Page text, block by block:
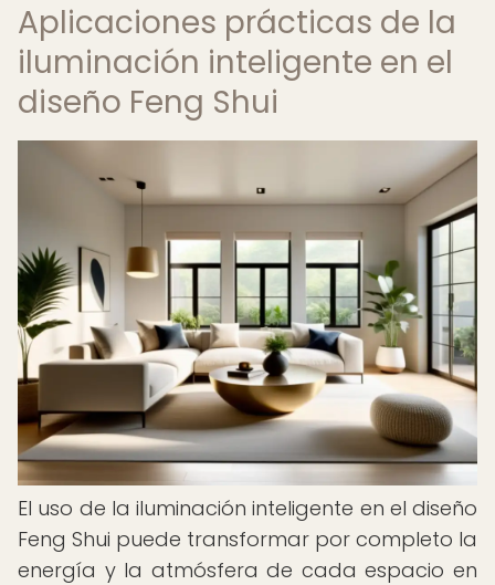
Aplicaciones prácticas de la
iluminación inteligente en el
diseño Feng Shui
El uso de la iluminación inteligente en el diseño
Feng Shui puede transformar por completo la
energía y la atmósfera de cada espacio en